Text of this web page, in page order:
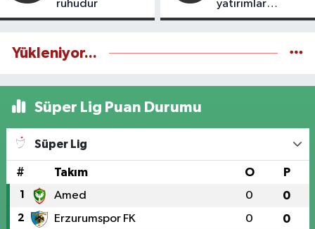
ruhudur
yatırımlar
yapılıyor
Yükleniyor...
Süper Lig Puan Durumu
Süper Lig
# Takım O P
1 Amed 0 0
2 Erzurumspor FK 0 0